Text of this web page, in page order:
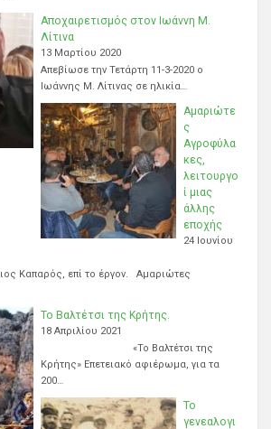
Αποχαιρετισμός στον Ιωάννη Μ.
Λίτινα
13 Μαρτίου 2020
Απεβίωσε την Τετάρτη 11-3-2020 ο
Ιωάννης Μ. Λίτινας σε ηλικία…
Αμαριώτε
ς
Αγροφύλα
κες,
λειτουργο
ί μιας
άλλης
εποχής
24 Ιουνίου
Καπαρός, επί το έργον. Αμαριώτες
Το Βαλτέτσι της Κρήτης.
18 Απριλίου 2021
«Το Βαλτέτσι της
Κρήτης» Επετειακό αφιέρωμα, για τα
200…
Το
γενεαλογι